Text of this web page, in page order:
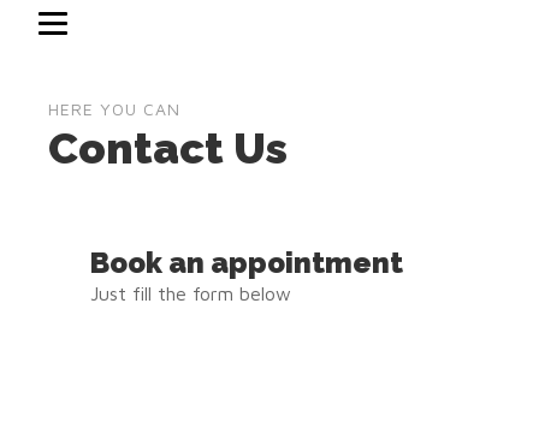
HERE YOU CAN
Contact Us
Book an appointment
Just fill the form below